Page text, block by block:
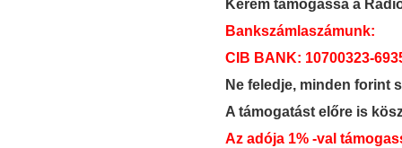
Kérem támogassa a
Bankszámlaszámunk:
CIB BANK: 10700323-
Ne feledje, minden forint
A támogatást előre is
Az adója 1% -val